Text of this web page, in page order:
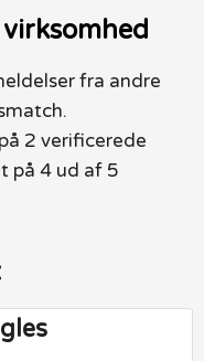
fra andre
2 verificerede
på 4 ud af 5